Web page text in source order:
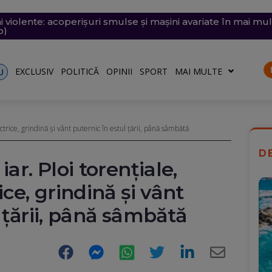
acoperișuri smulse și mașini avariate în mai
săptămâna viitoare. Accesul se va face în etape. Iată ce
pe o stâncă de pe Transfăgărășan mesajul de
pe care abia o pornise acum câteva zile
extreme: 39 de grade la umbră, vijelii de 90 km/h
EXCLUSIV POLITICĂ OPINII SPORT MAI MULTE
grindină și vânt puternic în estul țării, până sâmbătă
Ploi torențiale,
grindină și vânt
până sâmbătă
Facebook Messenger WhatsApp Twitter LinkedIn